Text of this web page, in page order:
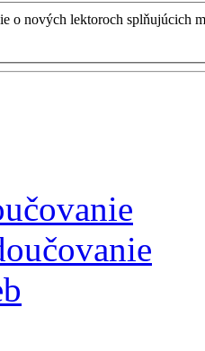
o nových lektoroch splňujúcich